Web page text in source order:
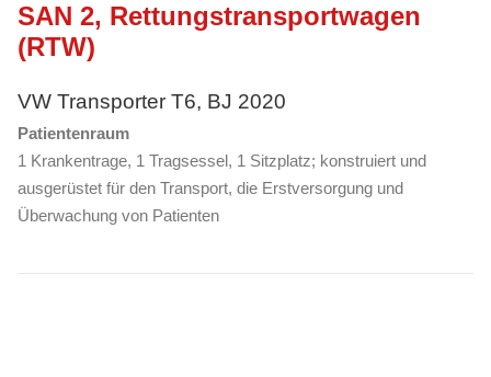
SAN 2, Rettungstransportwagen
(RTW)
VW Transporter T6, BJ 2020
Patientenraum
1 Krankentrage, 1 Tragsessel, 1 Sitzplatz; konstruiert und
ausgerüstet für den Transport, die Erstversorgung und
Überwachung von Patienten